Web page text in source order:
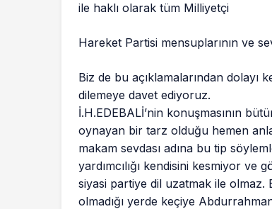
ile haklı olarak tüm Milliyetçi
Hareket Partisi mensuplarının ve
Biz de bu açıklamalarından dolayı
dilemeye davet ediyoruz.
İ.H.EDEBALİ’nin konuşmasının
oynayan bir tarz olduğu hemen
makam sevdası adına bu tip
yardımcılığı kendisini kesmiyor
siyasi partiye dil uzatmak ile olmaz.
olmadığı yerde keçiye